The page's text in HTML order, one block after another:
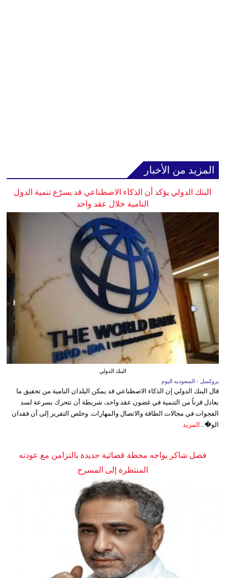
المزيد من الأخبار
البنك الدولي يؤكد أن الذكاء الاصطناعي قد يسرّع تنمية الدول
النامية خلال عقد واحد
البنك الدولي
بروكسل - السعوديه اليوم
قال البنك الدولي إن الذكاء الاصطناعي قد يمكن البلدان النامية من تحقيق ما
يعادل قرناً من التنمية في غضون عقد واحد، شريطة أن تتحرك بسرعة لسد
الفجوات في مجالات الطاقة والاتصال والمهارات. وخلص التقرير إلى أن فقدان
الو�...
المزيد
فضل شاكر يواجه محطة قضائية جديدة بالتزامن مع عودته
المنتظرة إلى المسرح